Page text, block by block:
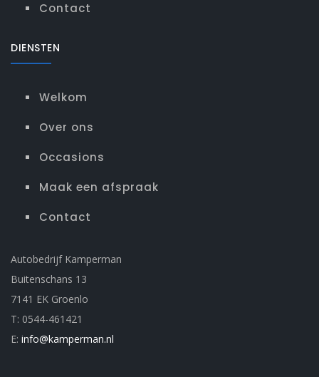
Contact
DIENSTEN
Welkom
Over ons
Occasions
Maak een afspraak
Contact
Autobedrijf Kamperman
Buitenschans 13
7141 EK Groenlo
T: 0544-461421
E: info@kamperman.nl